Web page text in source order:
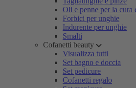
Oli e penne per la cura
Forbici per unghie
Indurente per unghie
Smalti
Cofanetti beauty
Visualizza tutti
Set bagno e doccia
Set pedicure
Cofanetti regalo